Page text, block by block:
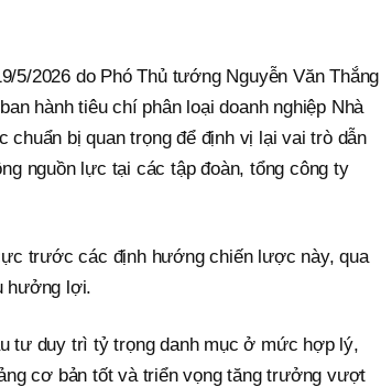
5/2026 do Phó Thủ tướng Nguyễn Văn Thắng
hành tiêu chí phân loại doanh nghiệp Nhà
bị quan trọng để định vị lại vai trò dẫn
nguồn lực tại các tập đoàn, tổng công ty
trước các định hướng chiến lược này, qua
hưởng lợi.
tư duy trì tỷ trọng danh mục ở mức hợp lý,
cơ bản tốt và triển vọng tăng trưởng vượt